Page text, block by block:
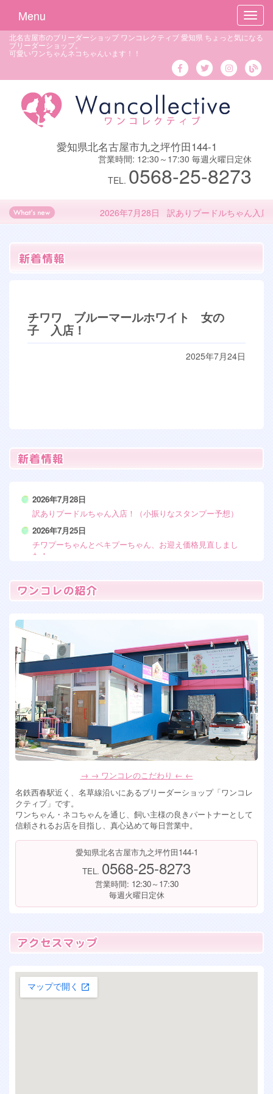
北名古屋市のブリーダーショップ ワンコレクティブ 愛知県 ちょっと気になる
ブリーダーショップ。
可愛いワンちゃんネコちゃんいます！！
愛知県北名古屋市九之坪竹田144-1
営業時間: 12:30～17:30 毎週火曜日定休
TEL. 0568-25-8273
Menu
2026年7月28日 訳ありプードルちゃん入店
チワワ ブルーマールホワイト 女の
子 入店！
2025年7月24日
2026年7月28日
訳ありプードルちゃん入店！（小振りなスタンプー予想）
2026年7月25日
チワプーちゃんとペキプーちゃん、お迎え価格見直しまし
た！
フレンチブルドッグ女の子 残り2人！
2026年6月13日
ペキプー ミックス犬の女の子入店！
2026年6月10日
ミックス犬 ペキプー女の子入店します！
2026年5月28日
可愛すぎるミックス犬女の子達入店！ チワプー&マルシーズ
ー
2026年4月6日
ポメションMIX犬男の子、トイプードル女の子入店！
2026年1月30日
珍しい！ホワイトシュナウザー入店！
→ → ワンコレのこだわり ← ←
名鉄西春駅近く、名草線沿いにあるブリーダーショップ「ワンコレ
クティブ」です。
ワンちゃん・ネコちゃんを通じ、飼い主様の良きパートナーとして
信頼されるお店を目指し、真心込めて毎日営業中。
愛知県北名古屋市九之坪竹田144-1
TEL. 0568-25-8273
営業時間: 12:30～17:30
毎週火曜日定休
大きな地図で見る